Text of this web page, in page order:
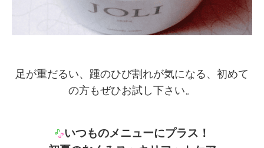
足が重だるい、踵のひび割れが気になる、 初めて
の方もぜひお試し下さい。
いつものメニューにプラス！